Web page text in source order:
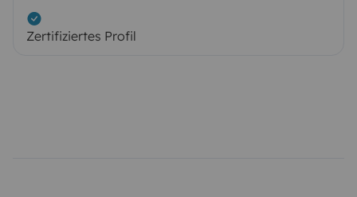
Zertifiziertes Profil